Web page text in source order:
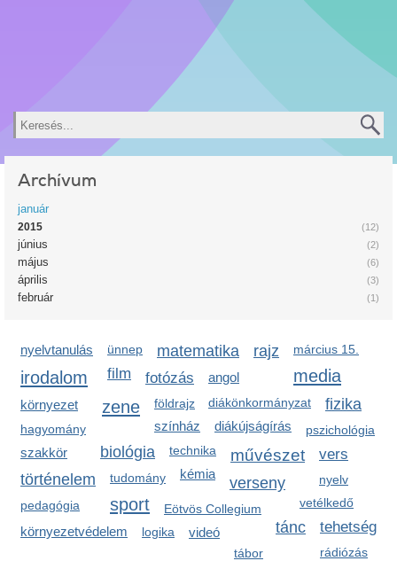
Keresés
Archívum
január
(12)
2015
(2)
június
(6)
május
(3)
április
(1)
február
nyelvtanulás ünnep matematika rajz március 15.
film media
irodalom fotózás
diákönkormányzat fizika
zene
angol
környezet
színház
diákújságírás
hagyomány pszichológia
biológia technika művészet
szakkör
történelem
vers
tudomány kémia
földrajz
nyelv
verseny
sport Eötvös Collegium vetélkedő
környezetvédelem tánc
pedagógia
tehetség
logika videó
rádiózás
tábor